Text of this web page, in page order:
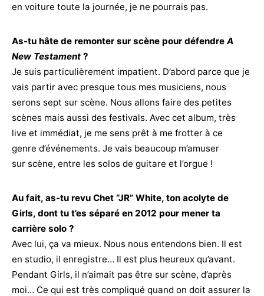
en voiture toute la journée, je ne pourrais pas.
As-tu hâte de remonter sur scène pour défendreA
New Testament ?
Je suis particulièrement impatient. D’abord parce que je
vais partir avec presque tous mes musiciens, nous
serons sept sur scène. Nous allons faire des petites
scènes mais aussi des festivals. Avec cet album, très
live et immédiat, je me sens prêt à me frotter à ce
genre d’événements. Je vais beaucoup m’amuser
sur scène, entre les solos de guitare et l’orgue !
Au fait, as-tu revu Chet “JR” White, ton acolyte de
Girls, dont tu t’es séparé en 2012 pour mener ta
carrière solo ?
Avec lui, ça va mieux. Nous nous entendons bien. Il est
en studio, il enregistre… Il est plus heureux qu’avant.
Pendant Girls, il n’aimait pas être sur scène, d’après
moi… Ce qui est très compliqué quand on doit assurer la